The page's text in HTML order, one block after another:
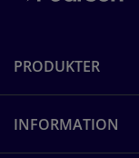
LÆS
PRODUKTER
INFORMATION